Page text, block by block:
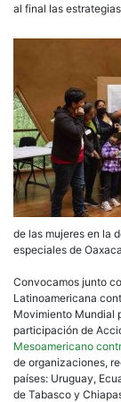
al final las
de las mujeres en la
especiales de
Convocamos junto
Latinoamericana
Movimiento Mundial
participación de
Mesoamericano
de organizaciones,
países: Uruguay,
de Tabasco y